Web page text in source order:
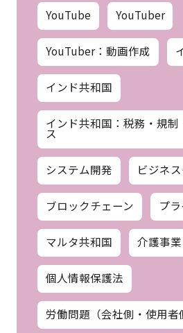
YouTube YouTuber
YouTuber：動画作成
インド共和国
インド共和国：税務・規制
ス
システム開発 ビジネ
ブロックチェーン プ
マルタ共和国 介護事業
個人情報保護法
労働問題（会社側・使用者